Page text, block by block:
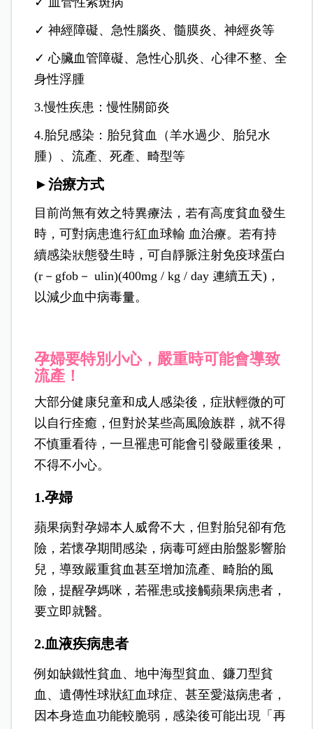
✓ 神經障礙、急性腦炎、髓膜炎、神經炎等
✓ 心臟血管障礙、急性心肌炎、心律不整、全
身性浮腫
3.慢性疾患：慢性關節炎
4.胎兒感染：胎兒貧血（羊水過少、胎兒水
腫）、流產、死產、畸型等
►治療方式
目前尚無有效之特異療法，若有高度貧血發生
時，可對病患進行紅血球輸 血治療。若有持
續感染狀態發生時，可自靜脈注射免疫球蛋白
(r－gfob－ ulin)(400mg / kg / day 連續五天)，
以減少血中病毒量。
孕婦要特別小心，嚴重時可能會導致
流產！
大部分健康兒童和成人感染後，症狀輕微的可
以自行痊癒，但對於某些高風險族群，就不得
不慎重看待，一旦罹患可能會引發嚴重後果，
不得不小心。
1.孕婦
蘋果病對孕婦本人威脅不大，但對胎兒卻有危
險，若懷孕期間感染，病毒可經由胎盤影響胎
兒，導致嚴重貧血甚至增加流產、畸胎的風
險，提醒孕媽咪，若罹患或接觸蘋果病患者，
要立即就醫。
2.血液疾病患者
例如缺鐵性貧血、地中海型貧血、鐮刀型貧
血、遺傳性球狀紅血球症、甚至愛滋病患者，
因本身造血功能較脆弱，感染後可能出現「再